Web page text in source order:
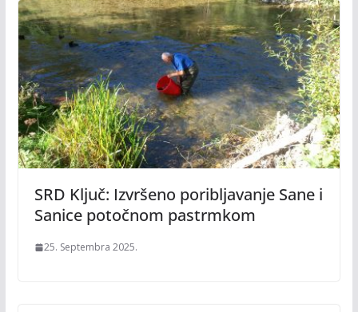
SRD Ključ: Izvršeno poribljavanje Sane i
Sanice potočnom pastrmkom
25. Septembra 2025.